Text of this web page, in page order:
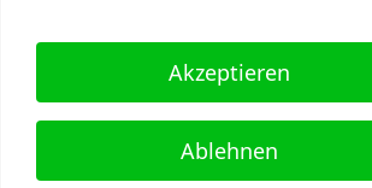
Akzeptieren
Ablehnen